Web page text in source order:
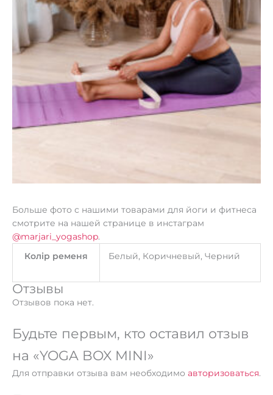
Больше фото с нашими товарами для йоги и фитнеса
смотрите на нашей странице в инстаграм
@marjari_yogashop.
Колір ременя
Белый, Коричневый, Черний
Отзывы
Отзывов пока нет.
Будьте первым, кто оставил отзыв
на «YOGA BOX MINI»
Для отправки отзыва вам необходимо авторизоваться.